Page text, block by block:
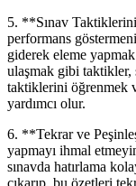
5. **Sınav
performans
giderek eleme
ulaşmak gibi taktikler,
taktiklerini öğrenmek
yardımcı olur.
6. **Tekrar ve
yapmayı ihmal
sınavda hatırlama
çıkarıp, bu özetleri